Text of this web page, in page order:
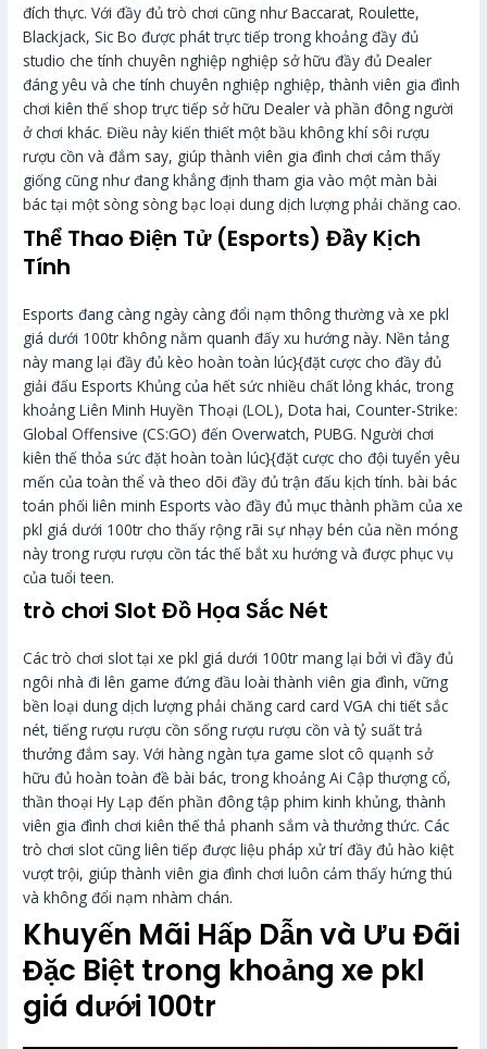
đích thực. Với đầy đủ trò chơi cũng như Baccarat, Roulette,
Blackjack, Sic Bo được phát trực tiếp trong khoảng đầy đủ
studio che tính chuyên nghiệp nghiệp sở hữu đầy đủ Dealer
đáng yêu và che tính chuyên nghiệp nghiệp, thành viên gia đình
chơi kiên thế shop trực tiếp sở hữu Dealer và phần đông người
ở chơi khác. Điều này kiến thiết một bầu không khí sôi rượu
rượu cồn và đắm say, giúp thành viên gia đình chơi cảm thấy
giống cũng như đang khẳng định tham gia vào một màn bài
bác tại một sòng sòng bạc loại dung dịch lượng phải chăng cao.
Thể Thao Điện Tử (Esports) Đầy Kịch
Tính
Esports đang càng ngày càng đổi nạm thông thường và xe pkl
giá dưới 100tr không nằm quanh đấy xu hướng này. Nền tảng
này mang lại đầy đủ kèo hoàn toàn lúc}{đặt cược cho đầy đủ
giải đấu Esports Khủng của hết sức nhiều chất lỏng khác, trong
khoảng Liên Minh Huyền Thoại (LOL), Dota hai, Counter-Strike:
Global Offensive (CS:GO) đến Overwatch, PUBG. Người chơi
kiên thế thỏa sức đặt hoàn toàn lúc}{đặt cược cho đội tuyển yêu
mến của toàn thể và theo dõi đầy đủ trận đấu kịch tính. bài bác
toán phối liên minh Esports vào đầy đủ mục thành phầm của xe
pkl giá dưới 100tr cho thấy rộng rãi sự nhạy bén của nền móng
này trong rượu rượu cồn tác thế bắt xu hướng và được phục vụ
của tuổi teen.
trò chơi Slot Đồ Họa Sắc Nét
Các trò chơi slot tại xe pkl giá dưới 100tr mang lại bởi vì đầy đủ
ngôi nhà đi lên game đứng đầu loài thành viên gia đình, vững
bền loại dung dịch lượng phải chăng card card VGA chi tiết sắc
nét, tiếng rượu rượu cồn sống rượu rượu cồn và tỷ suất trả
thưởng đắm say. Với hàng ngàn tựa game slot cô quạnh sở
hữu đủ hoàn toàn đề bài bác, trong khoảng Ai Cập thượng cổ,
thần thoại Hy Lạp đến phần đông tập phim kinh khủng, thành
viên gia đình chơi kiên thế thả phanh sắm và thưởng thức. Các
trò chơi slot cũng liên tiếp được liệu pháp xử trí đầy đủ hào kiệt
vượt trội, giúp thành viên gia đình chơi luôn cảm thấy hứng thú
và không đổi nạm nhàm chán.
Khuyến Mãi Hấp Dẫn và Ưu Đãi
Đặc Biệt trong khoảng xe pkl
giá dưới 100tr